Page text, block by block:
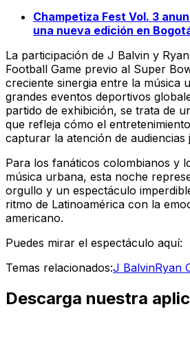
Champetiza Fest Vol. 3
una nueva edición en
La participación de J Balvin y
Football Game previo al Super
creciente sinergia entre la música
grandes eventos deportivos
partido de exhibición, se trata de
que refleja cómo el
capturar la atención de audiencias
Para los fanáticos colombianos y
música urbana, esta noche
orgullo y un espectáculo
ritmo de Latinoamérica con la
americano.
Puedes mirar el espectáculo aquí:
Temas relacionados:J BalvinRyan
Descarga nuestra